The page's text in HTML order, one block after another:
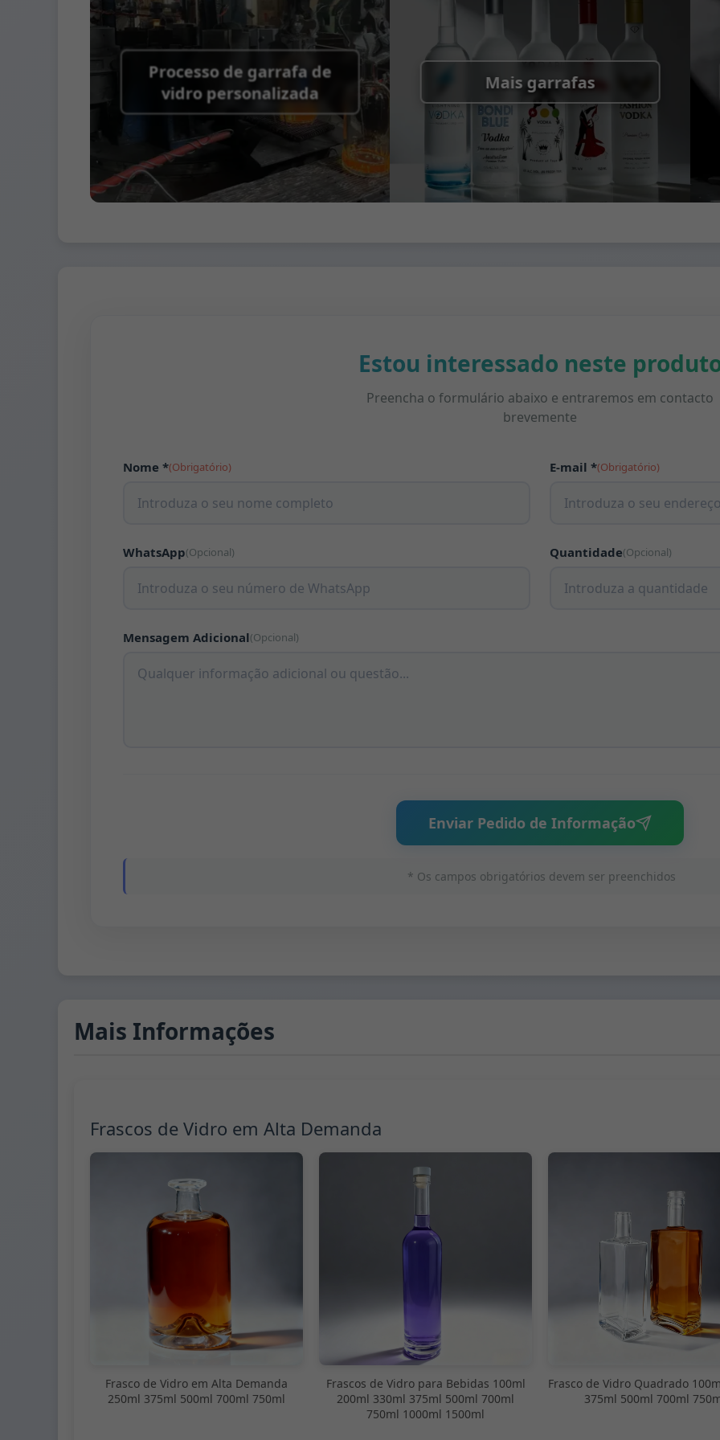
Termos de embalagem: Paletes + Divisórias, Paletes + Cartão, Cartão
Processo de garrafa de
vidro personalizada
Mais garrafas
Estou interessado neste
Preencha o formulário abaixo e entraremos em contacto
brevemente
Nome *(Obrigatório) E-mail *(Obrigatório)
WhatsApp(Opcional) Quantidade(Opcional)
Mensagem Adicional(Opcional)
Enviar Pedido de Informação
* Os campos obrigatórios devem ser preenchidos
Mais Informações
Frascos de Vidro em Alta Demanda
Frasco de Vidro em Alta Demanda
250ml 375ml 500ml 700ml 750ml
Frascos de Vidro para Bebidas 100ml
200ml 330ml 375ml 500ml 700ml
750ml 1000ml 1500ml
Frasco de Vidro Quadrado
375ml 500ml 700ml